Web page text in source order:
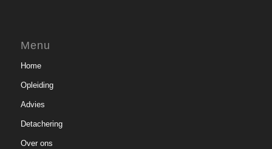
Menu
Home
Opleiding
Advies
Detachering
Over ons